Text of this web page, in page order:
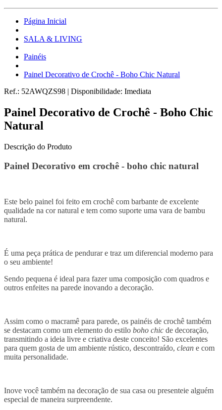
Página Inicial
SALA & LIVING
Painéis
Painel Decorativo de Crochê - Boho Chic Natural
Ref.: 52AWQZS98 | Disponibilidade: Imediata
Painel Decorativo de Crochê - Boho Chic
Natural
Descrição do Produto
Painel Decorativo em crochê - boho chic natural
Este belo painel foi feito em crochê com barbante de excelente
qualidade na cor natural e tem como suporte uma vara de bambu
natural.
É uma peça prática de pendurar e traz um diferencial moderno para
o seu ambiente!
Sendo pequena é ideal para fazer uma composição com quadros e
outros enfeites na parede inovando a decoração.
Assim como o macramê para parede, os painéis de crochê também
se destacam como um elemento do estilo boho chic de decoração,
transmitindo a ideia livre e criativa deste conceito! São excelentes
para quem gosta de um ambiente rústico, descontraído, clean e com
muita personalidade.
Inove você também na decoração de sua casa ou presenteie alguém
especial de maneira surpreendente.